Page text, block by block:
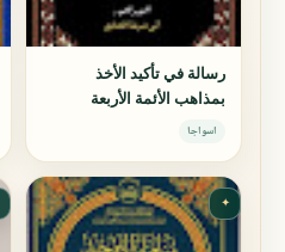
رسالة في تأكيد الأخذ
بمذاهب الأئمة الأربعة
اسواجا
✦